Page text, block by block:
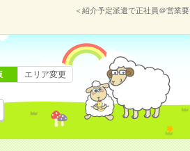
＜紹介予定派遣で正社員＠営業
エリア変更